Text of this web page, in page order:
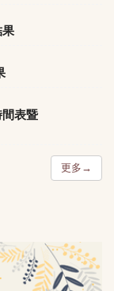
果
表暨
更多→